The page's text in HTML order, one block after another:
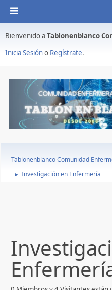
Bienvenido aTablonenblanco
Inicia Sesióno Regístrate.
Tablonenblanco Comunidad
► Investigación en Enfermería